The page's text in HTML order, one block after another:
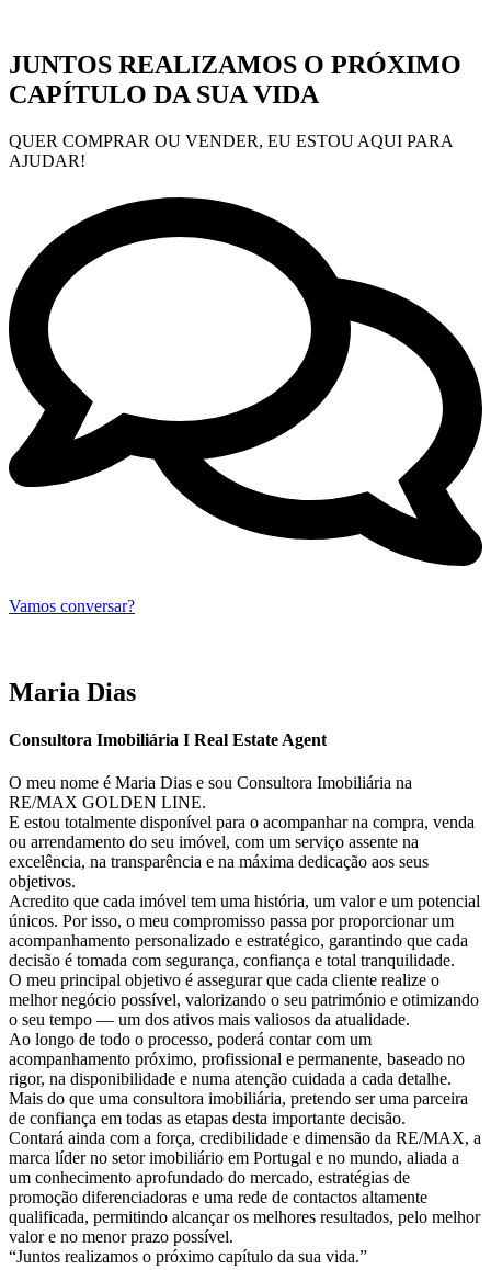
JUNTOS REALIZAMOS O PRÓXIMO
CAPÍTULO DA SUA VIDA
QUER COMPRAR OU VENDER, EU ESTOU AQUI PARA
AJUDAR!
Vamos conversar?
Maria Dias
Consultora Imobiliária I Real Estate Agent
O meu nome é Maria Dias e sou Consultora Imobiliária na
RE/MAX GOLDEN LINE.
E estou totalmente disponível para o acompanhar na compra, venda
ou arrendamento do seu imóvel, com um serviço assente na
excelência, na transparência e na máxima dedicação aos seus
objetivos.
Acredito que cada imóvel tem uma história, um valor e um potencial
únicos. Por isso, o meu compromisso passa por proporcionar um
acompanhamento personalizado e estratégico, garantindo que cada
decisão é tomada com segurança, confiança e total tranquilidade.
O meu principal objetivo é assegurar que cada cliente realize o
melhor negócio possível, valorizando o seu património e otimizando
o seu tempo — um dos ativos mais valiosos da atualidade.
Ao longo de todo o processo, poderá contar com um
acompanhamento próximo, profissional e permanente, baseado no
rigor, na disponibilidade e numa atenção cuidada a cada detalhe.
Mais do que uma consultora imobiliária, pretendo ser uma parceira
de confiança em todas as etapas desta importante decisão.
Contará ainda com a força, credibilidade e dimensão da RE/MAX, a
marca líder no setor imobiliário em Portugal e no mundo, aliada a
um conhecimento aprofundado do mercado, estratégias de
promoção diferenciadoras e uma rede de contactos altamente
qualificada, permitindo alcançar os melhores resultados, pelo melhor
valor e no menor prazo possível.
“Juntos realizamos o próximo capítulo da sua vida.”